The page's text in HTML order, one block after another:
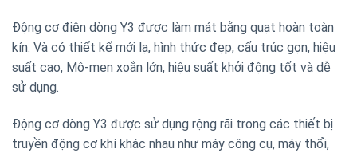
Động cơ điện dòng Y3 được làm mát bằng quạt hoàn toàn
kín. Và có thiết kế mới lạ, hình thức đẹp, cấu trúc gọn, hiệu
suất cao, Mô-men xoắn lớn, hiệu suất khởi động tốt và dễ
sử dụng.
Động cơ dòng Y3 được sử dụng rộng rãi trong các thiết bị
truyền động cơ khí khác nhau như máy công cụ, máy thổi,